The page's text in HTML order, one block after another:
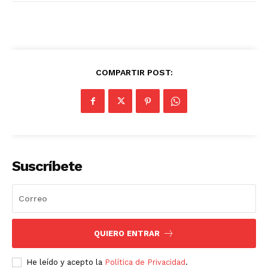
COMPARTIR POST:
Suscríbete
QUIERO ENTRAR
He leído y acepto la Política de Privacidad .